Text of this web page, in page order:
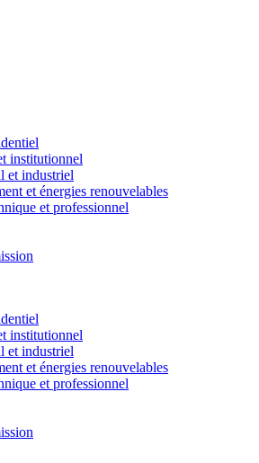
institutionnel
et industriel
et énergies renouvelables
et professionnel
institutionnel
et industriel
et énergies renouvelables
et professionnel